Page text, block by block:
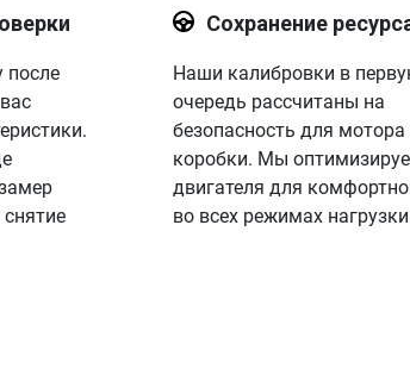
после
Сохранение
Наши калибровки в
очередь рассчитаны на
безопасность для мотора
коробки. Мы
двигателя для
во всех режимах